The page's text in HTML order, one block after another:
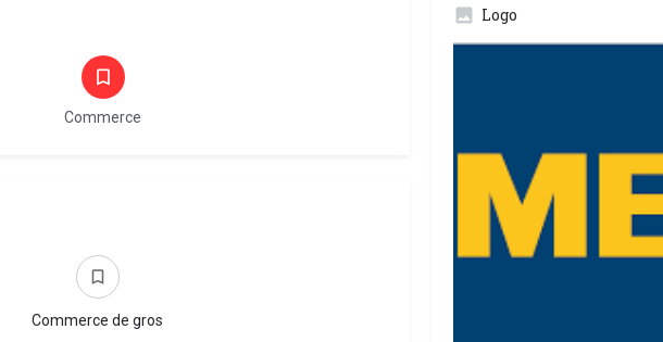
Commerce
Commerce de gros
Logo